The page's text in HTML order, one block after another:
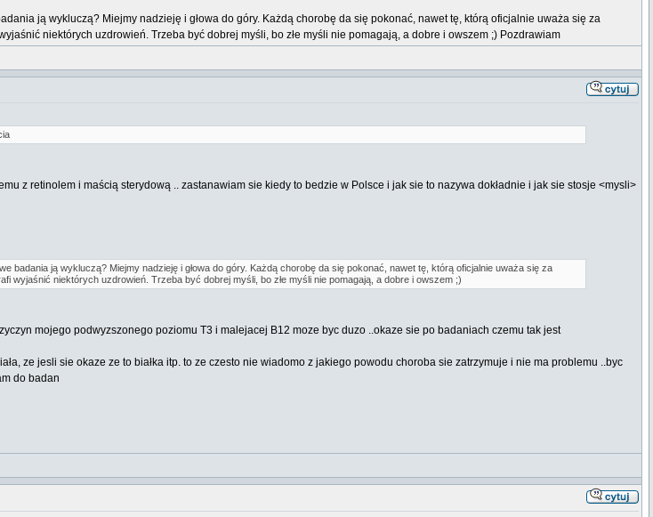
ją wykluczą? Miejmy nadzieję i głowa do góry. Każdą chorobę da się pokonać, nawet tę, którą oficjalnie uważa się za
niektórych uzdrowień. Trzeba być dobrej myśli, bo złe myśli nie pomagają, a dobre i owszem ;) Pozdrawiam
z retinolem i maścią sterydową .. zastanawiam sie kiedy to bedzie w Polsce i jak sie to nazywa dokładnie i jak sie stosje <mysli>
badania ją wykluczą? Miejmy nadzieję i głowa do góry. Każdą chorobę da się pokonać, nawet tę, którą oficjalnie uważa się za
wyjaśnić niektórych uzdrowień. Trzeba być dobrej myśli, bo złe myśli nie pomagają, a dobre i owszem ;)
mojego podwyzszonego poziomu T3 i malejacej B12 moze byc duzo ..okaze sie po badaniach czemu tak jest
ze jesli sie okaze ze to białka itp. to ze czesto nie wiadomo z jakiego powodu choroba sie zatrzymuje i nie ma problemu ..byc
do badan